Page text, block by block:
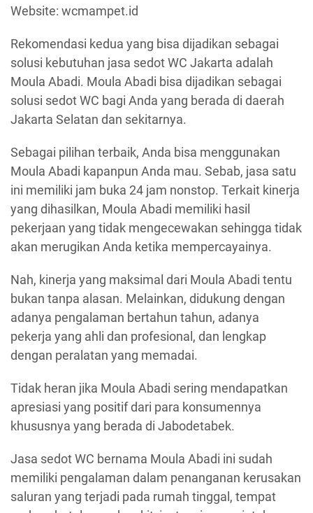
Website: wcmampet.id
Rekomendasi kedua yang bisa dijadikan sebagai
solusi kebutuhan jasa sedot WC Jakarta adalah
Moula Abadi. Moula Abadi bisa dijadikan sebagai
solusi sedot WC bagi Anda yang berada di daerah
Jakarta Selatan dan sekitarnya.
Sebagai pilihan terbaik, Anda bisa menggunakan
Moula Abadi kapanpun Anda mau. Sebab, jasa satu
ini memiliki jam buka 24 jam nonstop. Terkait kinerja
yang dihasilkan, Moula Abadi memiliki hasil
pekerjaan yang tidak mengecewakan sehingga tidak
akan merugikan Anda ketika mempercayainya.
Nah, kinerja yang maksimal dari Moula Abadi tentu
bukan tanpa alasan. Melainkan, didukung dengan
adanya pengalaman bertahun tahun, adanya
pekerja yang ahli dan profesional, dan lengkap
dengan peralatan yang memadai.
Tidak heran jika Moula Abadi sering mendapatkan
apresiasi yang positif dari para konsumennya
khususnya yang berada di Jabodetabek.
Jasa sedot WC bernama Moula Abadi ini sudah
memiliki pengalaman dalam penanganan kerusakan
saluran yang terjadi pada rumah tinggal, tempat